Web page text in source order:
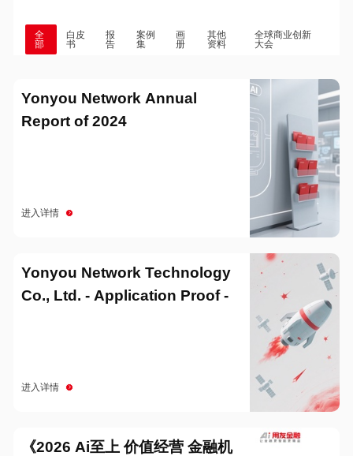
全
部
白皮
书
报
告
案例
集
画
册
其他
资料
全球商业创新
大会
Yonyou Network Annual
Report of 2024
进入详情
Yonyou Network Technology
Co., Ltd. - Application Proof -
进入详情
《2026 Ai至上 价值经营 金融机